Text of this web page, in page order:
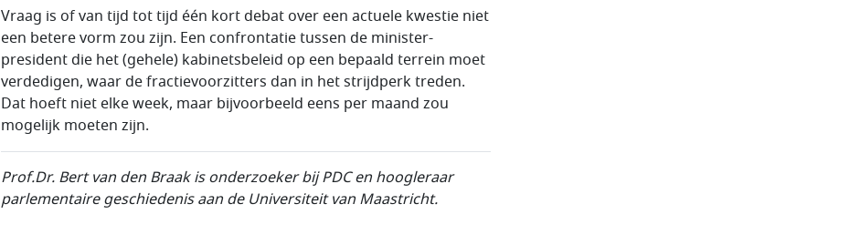
Vraag is of van tijd tot tijd één kort debat over een actuele kwestie niet
een betere vorm zou zijn. Een confrontatie tussen de minister-
president die het (gehele) kabinetsbeleid op een bepaald terrein moet
verdedigen, waar de fractievoorzitters dan in het strijdperk treden.
Dat hoeft niet elke week, maar bijvoorbeeld eens per maand zou
mogelijk moeten zijn.
Prof.Dr. Bert van den Braak is onderzoeker bij PDC en hoogleraar
parlementaire geschiedenis aan de Universiteit van Maastricht.